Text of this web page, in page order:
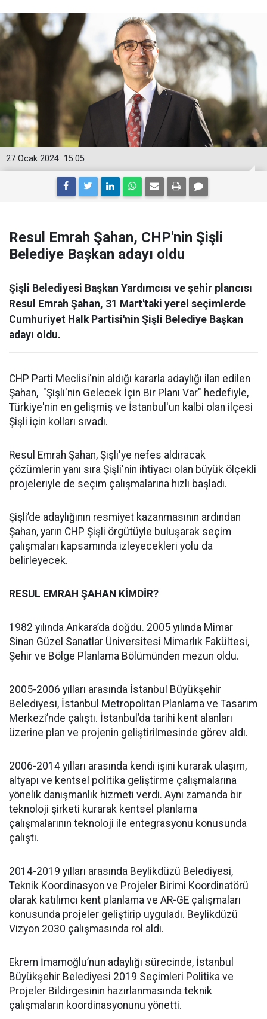
15:05
27 Ocak 2024
Resul Emrah Şahan, CHP'nin Şişli
Belediye Başkan adayı oldu
Şişli Belediyesi Başkan Yardımcısı ve şehir plancısı
Resul Emrah Şahan, 31 Mart'taki yerel seçimlerde
Cumhuriyet Halk Partisi'nin Şişli Belediye Başkan
adayı oldu.
CHP Parti Meclisi'nin aldığı kararla adaylığı ilan edilen
Şahan, "Şişli'nin Gelecek İçin Bir Planı Var" hedefiyle,
Türkiye'nin en gelişmiş ve İstanbul'un kalbi olan ilçesi
Şişli için kolları sıvadı.
Resul Emrah Şahan, Şişli'ye nefes aldıracak
çözümlerin yanı sıra Şişli'nin ihtiyacı olan büyük ölçekli
projeleriyle de seçim çalışmalarına hızlı başladı.
Şişli’de adaylığının resmiyet kazanmasının ardından
Şahan, yarın CHP Şişli örgütüyle buluşarak seçim
çalışmaları kapsamında izleyecekleri yolu da
belirleyecek.
RESUL EMRAH ŞAHAN KİMDİR?
1982 yılında Ankara’da doğdu. 2005 yılında Mimar
Sinan Güzel Sanatlar Üniversitesi Mimarlık Fakültesi,
Şehir ve Bölge Planlama Bölümünden mezun oldu.
2005-2006 yılları arasında İstanbul Büyükşehir
Belediyesi, İstanbul Metropolitan Planlama ve Tasarım
Merkezi’nde çalıştı. İstanbul’da tarihi kent alanları
üzerine plan ve projenin geliştirilmesinde görev aldı.
2006-2014 yılları arasında kendi işini kurarak ulaşım,
altyapı ve kentsel politika geliştirme çalışmalarına
yönelik danışmanlık hizmeti verdi. Aynı zamanda bir
teknoloji şirketi kurarak kentsel planlama
çalışmalarının teknoloji ile entegrasyonu konusunda
çalıştı.
2014-2019 yılları arasında Beylikdüzü Belediyesi,
Teknik Koordinasyon ve Projeler Birimi Koordinatörü
olarak katılımcı kent planlama ve AR-GE çalışmaları
konusunda projeler geliştirip uyguladı. Beylikdüzü
Vizyon 2030 çalışmasında rol aldı.
Ekrem İmamoğlu’nun adaylığı sürecinde, İstanbul
Büyükşehir Belediyesi 2019 Seçimleri Politika ve
Projeler Bildirgesinin hazırlanmasında teknik
çalışmaların koordinasyonunu yönetti.